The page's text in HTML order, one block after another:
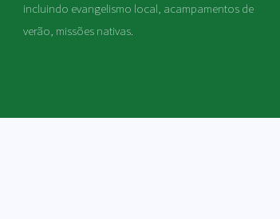
incluindo evangelismo local, acampamentos de
verão, missões nativas.